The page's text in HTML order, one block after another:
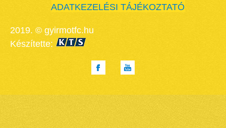
ADATKEZELÉSI TÁJÉKOZTATÓ
2019. © gyirmotfc.hu
Készítette: